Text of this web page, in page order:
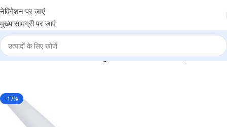
नेविगेशन पर जाएं
मुख्य सामग्री पर जाएं
Ball Pen – For Office, College, Personal Use – BG-JA020BPWE
-17%